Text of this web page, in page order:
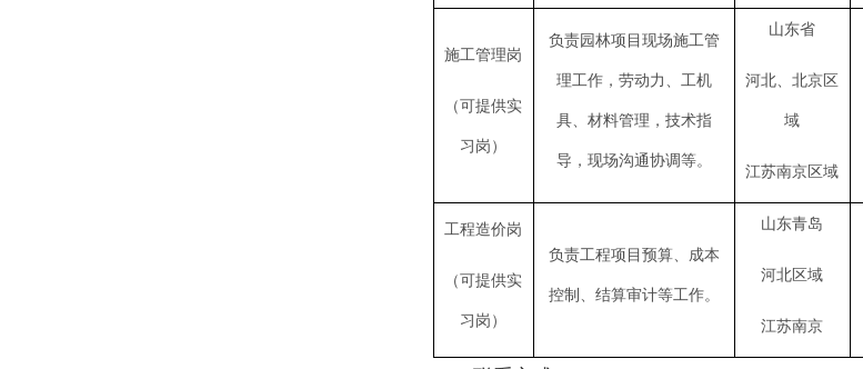
施工管理岗
（可提供实
习岗）
负责园林项目现场施工管
理工作，劳动力、工机
具、材料管理，技术指
导，现场沟通协调等。
山东省
河北、北京区
域
江苏南京区域
工程造价岗
（可提供实
习岗）
负责工程项目预算、成本
控制、结算审计等工作。
山东青岛
河北区域
江苏南京